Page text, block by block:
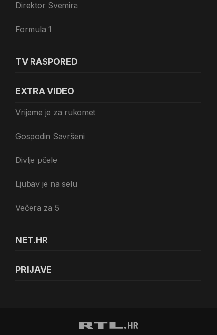
Direktor Svemira
Formula 1
TV RASPORED
EXTRA VIDEO
Vrijeme je za rukomet
Gospodin Savršeni
Divlje pčele
Ljubav je na selu
Večera za 5
NET.HR
PRIJAVE